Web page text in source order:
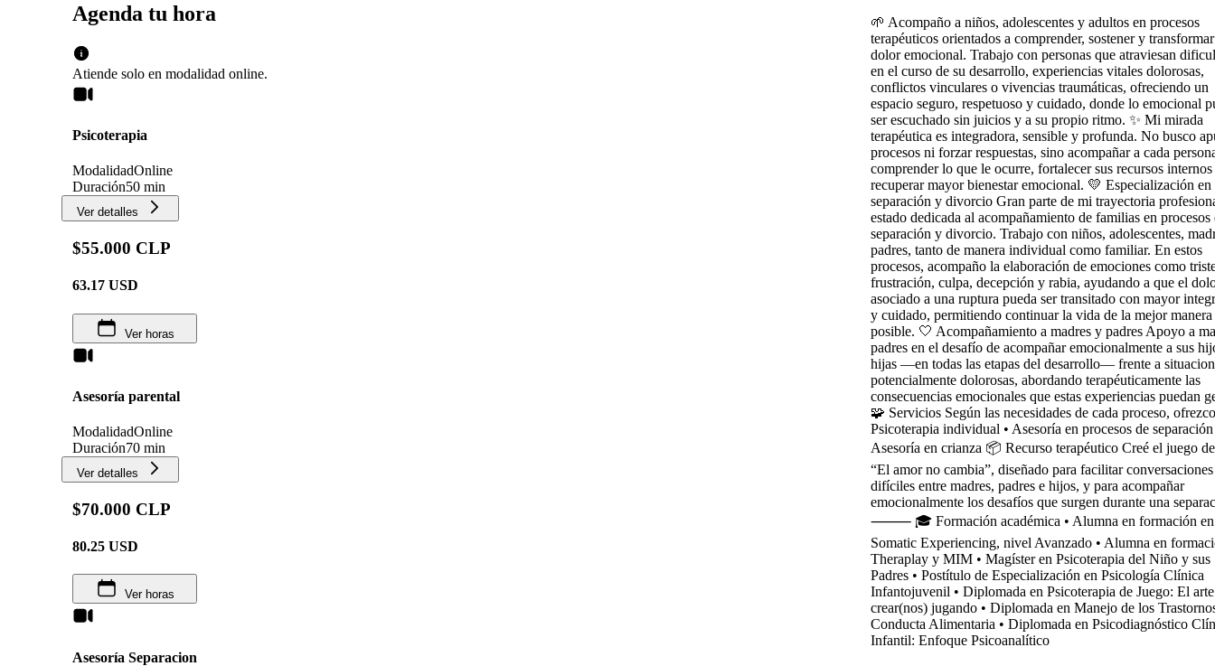
Agenda tu hora
Atiende solo en modalidad online.
Psicoterapia
ModalidadOnline
Duración50 min
Ver detalles
$55.000 CLP
63.17 USD
Ver horas
Asesoría parental
ModalidadOnline
Duración70 min
Ver detalles
$70.000 CLP
80.25 USD
Ver horas
Asesoría Separacion
🌱 Acompaño a niños, adolescentes y adultos en procesos
terapéuticos orientados a comprender, sostener y
dolor emocional. Trabajo con personas que atraviesan
en el curso de su desarrollo, experiencias vitales dolorosas,
conflictos vinculares o vivencias traumáticas, ofreciendo un
espacio seguro, respetuoso y cuidado, donde lo emocional
ser escuchado sin juicios y a su propio ritmo. ✨ Mi mirada
terapéutica es integradora, sensible y profunda. No busco
procesos ni forzar respuestas, sino acompañar a cada
comprender lo que le ocurre, fortalecer sus recursos
recuperar mayor bienestar emocional. 💛 Especialización en
separación y divorcio Gran parte de mi trayectoria
estado dedicada al acompañamiento de familias en procesos
separación y divorcio. Trabajo con niños, adolescentes,
padres, tanto de manera individual como familiar. En estos
procesos, acompaño la elaboración de emociones como
frustración, culpa, decepción y rabia, ayudando a que el
asociado a una ruptura pueda ser transitado con mayor
y cuidado, permitiendo continuar la vida de la mejor manera
posible. 🤍 Acompañamiento a madres y padres Apoyo a
padres en el desafío de acompañar emocionalmente a sus
hijas —en todas las etapas del desarrollo— frente a
potencialmente dolorosas, abordando terapéuticamente las
consecuencias emocionales que estas experiencias puedan
🧩 Servicios Según las necesidades de cada proceso,
Psicoterapia individual • Asesoría en procesos de separación
Asesoría en crianza 📦 Recurso terapéutico Creé el juego
“El amor no cambia”, diseñado para facilitar conversaciones
difíciles entre madres, padres e hijos, y para acompañar
emocionalmente los desafíos que surgen durante una
⸻ 🎓 Formación académica • Alumna en formación en
Somatic Experiencing, nivel Avanzado • Alumna en
Theraplay y MIM • Magíster en Psicoterapia del Niño y sus
Padres • Postítulo de Especialización en Psicología Clínica
Infantojuvenil • Diplomada en Psicoterapia de Juego: El
crear(nos) jugando • Diplomada en Manejo de los
Conducta Alimentaria • Diplomada en Psicodiagnóstico
Infantil: Enfoque Psicoanalítico